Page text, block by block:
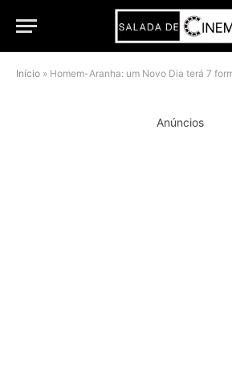
Início » Homem-Aranha: um Novo Dia terá 7 formatos
Anúncios